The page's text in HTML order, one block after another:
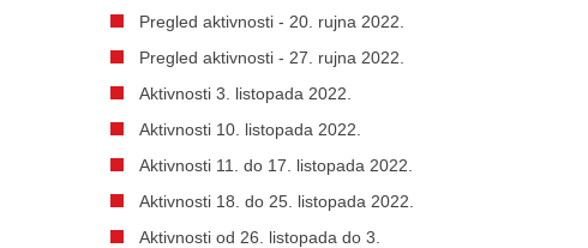
Pregled aktivnosti - 20. rujna 2022.
Pregled aktivnosti - 27. rujna 2022.
Aktivnosti 3. listopada 2022.
Aktivnosti 10. listopada 2022.
Aktivnosti 11. do 17. listopada 2022.
Aktivnosti 18. do 25. listopada 2022.
Aktivnosti od 26. listopada do 3.